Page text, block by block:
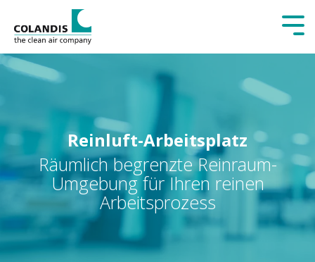
Reinluft-Arbeitsplatz
Räumlich begrenzte Reinraum-
Umgebung für Ihren reinen
Arbeitsprozess